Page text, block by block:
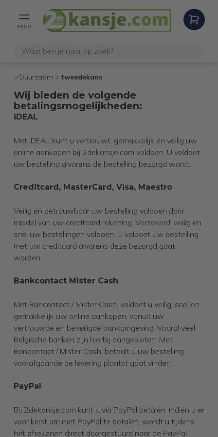
MENU
Duurzaam = tweedekans
Wij bieden de volgende
betalingsmogelijkheden:
iDEAL
Met iDEAL kunt u vertrouwt, gemakkelijk en veilig uw
online aankopen bij 2dekansje.com voldoen. U voldoet
uw bestelling alvorens de bestelling bezorgd wordt.
Creditcard, MasterCard, Visa, Maestro
Veilig en betrouwbaar uw bestelling voldoen door
middel van uw creditcard rekening. Verzekerd, veilig en
snel uw bestellingen voldoen. U voldoet uw bestelling
met uw creditcard alvorens deze bezorgd gaat
worden.
Bankcontact Mister Cash
Met Bancontact / Mister Cash, voldoet u veilig, snel en
gemakkelijk uw online aankopen, vanuit uw
vertrouwde en beveiligde bankomgeving. Vooral veel
Belgische banken zijn hierbij aangesloten. Met
Bancontact / Mister Cash, betaalt u uw bestelling
voorafgaande de levering plaatst gaat vinden.
PayPal
Bij 2dekansje.com kunt u via PayPal betalen. Indien u er
voor kiest om met PayPal te betalen, wordt u tijdens
het afrekenen direct doorgestuurd naar de PayPal